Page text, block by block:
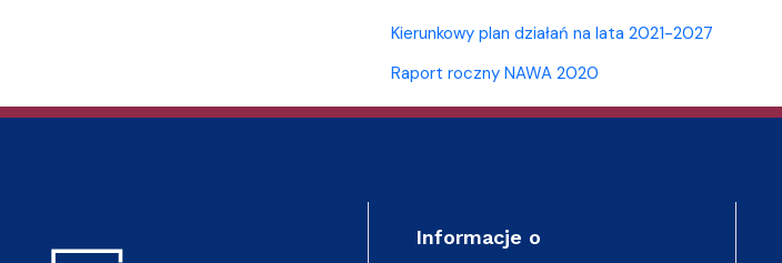
Kierunkowy plan działań na lata 2021-2027
Raport roczny NAWA 2020
Informacje o